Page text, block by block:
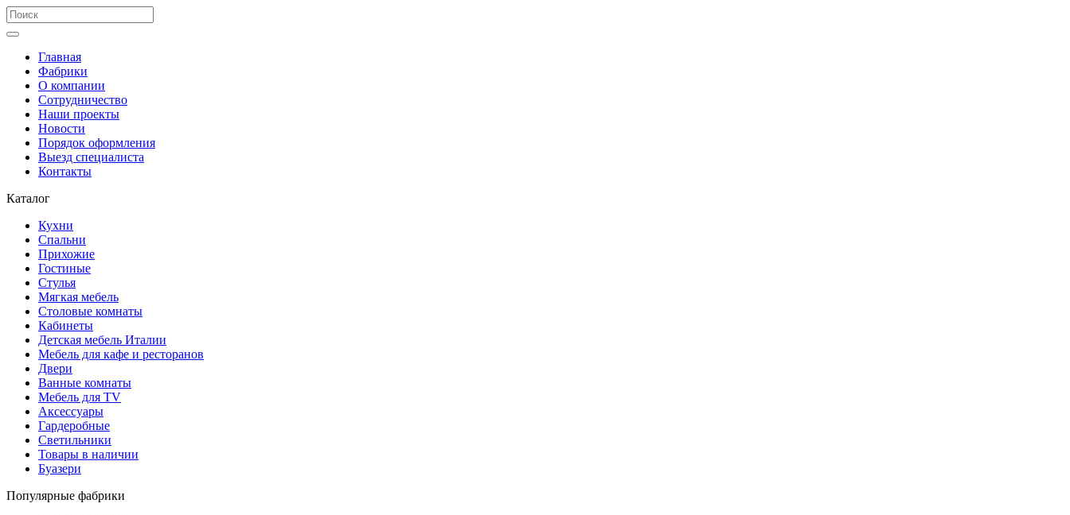
Главная
Фабрики
О компании
Сотрудничество
Наши проекты
Новости
Порядок оформления
Выезд специалиста
Контакты
Каталог
Кухни
Спальни
Прихожие
Гостиные
Стулья
Мягкая мебель
Столовые комнаты
Кабинеты
Детская мебель Италии
Мебель для кафе и ресторанов
Двери
Ванные комнаты
Мебель для TV
Аксессуары
Гардеробные
Светильники
Товары в наличии
Буазери
Популярные фабрики